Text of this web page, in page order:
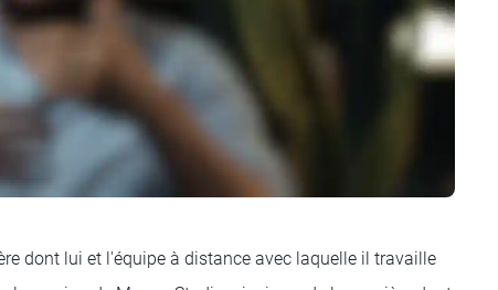
dont lui et l'équipe à distance avec laquelle il travaille